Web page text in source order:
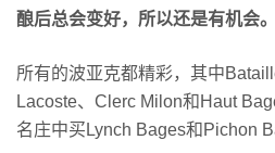
酿后总会变好，所以还是有机会。
所有的波亚克都精彩，其中
Lacoste、Clerc Milon和Haut
名庄中买Lynch Bages和Pichon